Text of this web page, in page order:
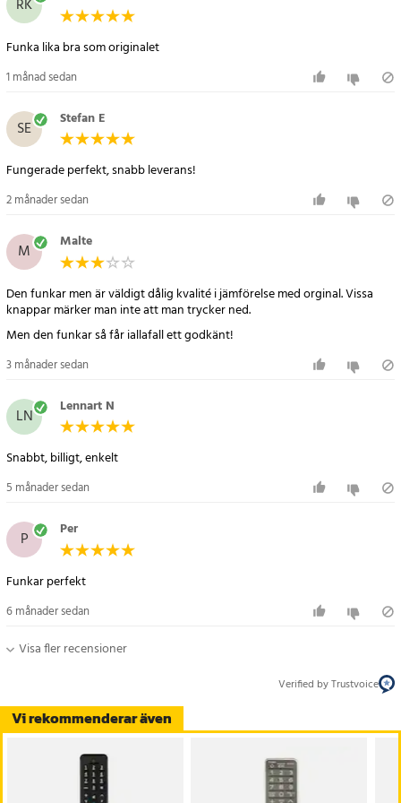
Specifikation
Salora och Toora
- Ingen programmering krävs – fungerar direkt
Artikelnummer:119666
Vi rekommenderar även
RK
Funka lika bra som originalet
1 månad sedan
SE Stefan E
Fungerade perfekt, snabb leverans!
2 månader sedan
M Malte
Den funkar men är väldigt dålig kvalité i jämförelse med orginal. Vissa
knappar märker man inte att man trycker ned.
Men den funkar så får iallafall ett godkänt!
3 månader sedan
LN Lennart N
Snabbt, billigt, enkelt
5 månader sedan
P Per
Funkar perfekt
6 månader sedan
Visa fler recensioner
Verified by Trustvoice